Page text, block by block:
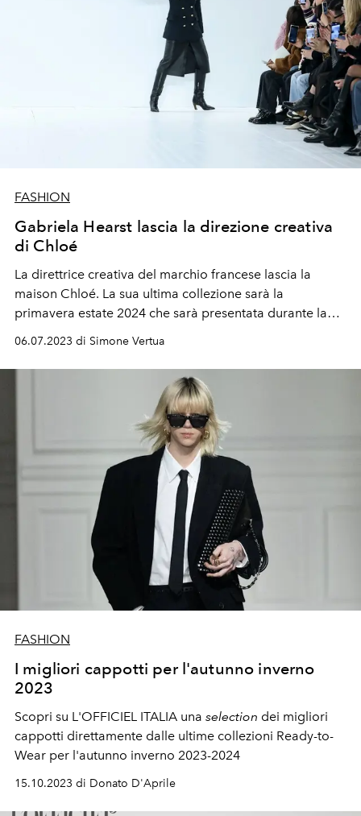
FASHION
Gabriela Hearst lascia la direzione creativa
di Chloé
La direttrice creativa del marchio francese lascia la
maison Chloé. La sua ultima collezione sarà la
primavera estate 2024 che sarà presentata durante la
Paris Fashion Week di settembre.
06.07.2023 di Simone Vertua
FASHION
I migliori cappotti per l'autunno inverno
2023
Scopri su L'OFFICIEL ITALIA una selection dei migliori
cappotti direttamente dalle ultime collezioni Ready-to-
Wear per l'autunno inverno 2023-2024
15.10.2023 di Donato D'Aprile